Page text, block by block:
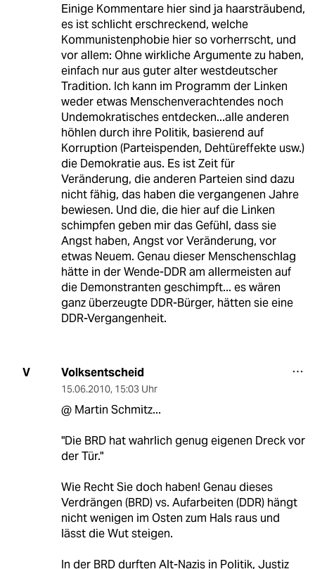
Einige Kommentare hier sind ja haarsträubend,
es ist schlicht erschreckend, welche
Kommunistenphobie hier so vorherrscht, und
vor allem: Ohne wirkliche Argumente zu haben,
einfach nur aus guter alter westdeutscher
Tradition. Ich kann im Programm der Linken
weder etwas Menschenverachtendes noch
Undemokratisches entdecken...alle anderen
höhlen durch ihre Politik, basierend auf
Korruption (Parteispenden, Dehtüreffekte usw.)
die Demokratie aus. Es ist Zeit für
Veränderung, die anderen Parteien sind dazu
nicht fähig, das haben die vergangenen Jahre
bewiesen. Und die, die hier auf die Linken
schimpfen geben mir das Gefühl, dass sie
Angst haben, Angst vor Veränderung, vor
etwas Neuem. Genau dieser Menschenschlag
hätte in der Wende-DDR am allermeisten auf
die Demonstranten geschimpft... es wären
ganz überzeugte DDR-Bürger, hätten sie eine
DDR-Vergangenheit.
V Volksentscheid
15.06.2010, 15:03 Uhr
@ Martin Schmitz...
"Die BRD hat wahrlich genug eigenen Dreck vor
der Tür."
Wie Recht Sie doch haben! Genau dieses
Verdrängen (BRD) vs. Aufarbeiten (DDR) hängt
nicht wenigen im Osten zum Hals raus und
lässt die Wut steigen.
In der BRD durften Alt-Nazis in Politik, Justiz